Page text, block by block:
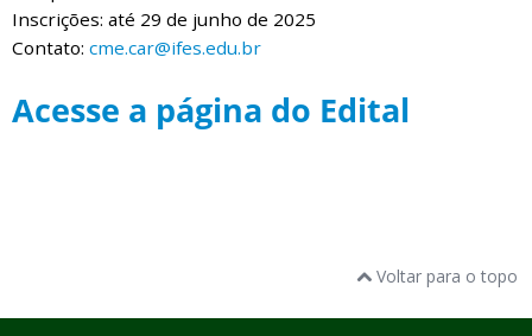
Inscrições: até 29 de junho de 2025
Contato: cme.car@ifes.edu.br
Acesse a página do Edital
Voltar para o topo